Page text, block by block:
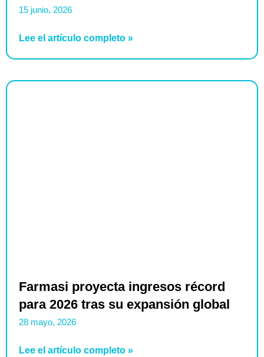
15 junio, 2026
Lee el artículo completo »
Farmasi proyecta ingresos récord
para 2026 tras su expansión global
28 mayo, 2026
Lee el artículo completo »